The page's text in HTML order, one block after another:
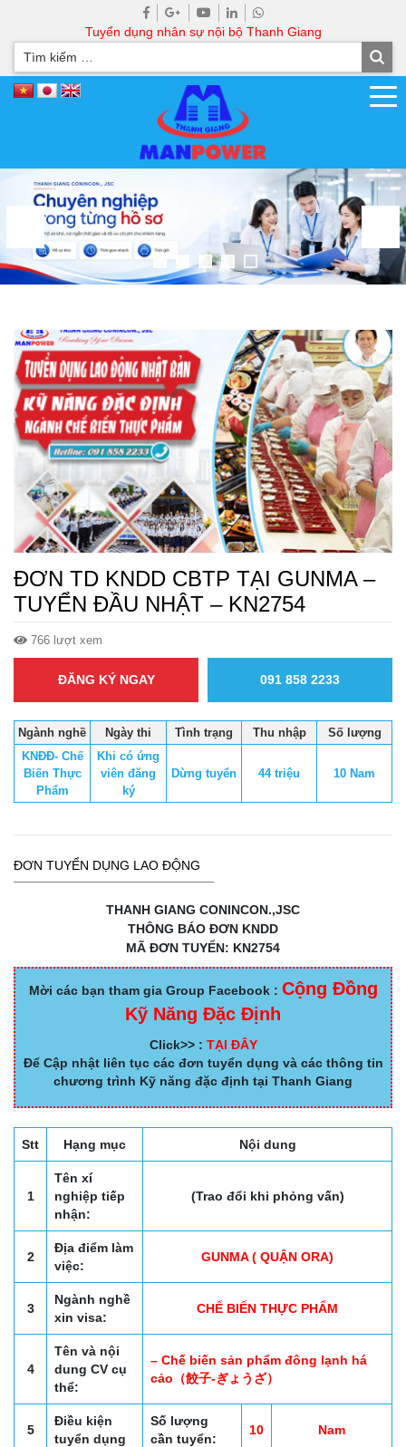
Tuyển dụng nhân sự nội bộ Thanh Giang
ĐƠN TD KNDD CBTP TẠI GUNMA –
TUYỂN ĐẦU NHẬT – KN2754
766 lượt xem
ĐĂNG KÝ NGAY 091 858 2233
Ngành nghề Ngày thi Tình trạng Thu nhập
Số lượng
KNĐĐ- Chế
Biến Thực
Phẩm
Khi có ứng
viên đăng
ký
Dừng tuyển 44 triệu 10 Nam
ĐƠN TUYỂN DỤNG LAO ĐỘNG
THANH GIANG CONINCON.,JSC
THÔNG BÁO ĐƠN KNDD
MÃ ĐƠN TUYỂN: KN2754
Mời các bạn tham gia Group Facebook : Cộng Đồng
Kỹ Năng Đặc Định
Click>> : TẠI ĐÂY
Để Cập nhật liên tục các đơn tuyển dụng và các thông tin
chương trình Kỹ năng đặc định tại Thanh Giang
Stt Hạng mục Nội dung
1
Tên xí
nghiệp tiếp
nhận:
(Trao đổi khi phỏng vấn)
2
Địa điểm làm
việc:
GUNMA ( QUẬN ORA)
3
Ngành nghề
xin visa:
CHẾ BIẾN THỰC PHẨM
4
Tên và nội
dung CV cụ
thể:
– Chế biến sản phẩm đông lạnh há
cảo（餃子-ぎょうざ）
5
Điều kiện
tuyển dụng
Số lượng
cần tuyển:
10 Nam